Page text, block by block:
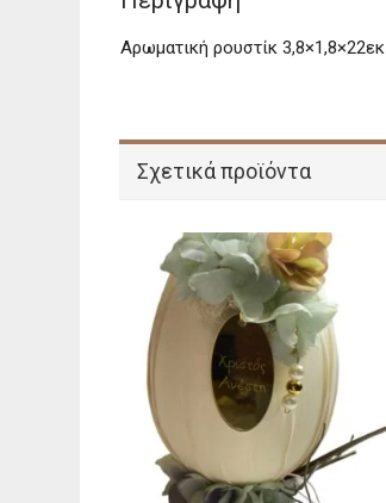
Αρωματική ρουστίκ 3,8×1,8×22εκ
Σχετικά προϊόντα